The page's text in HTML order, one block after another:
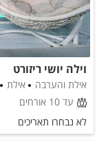
וילה יושי ריזורט
אילת והערבה אילת
עד 10 אורחים
לא נבחרו תאריכים